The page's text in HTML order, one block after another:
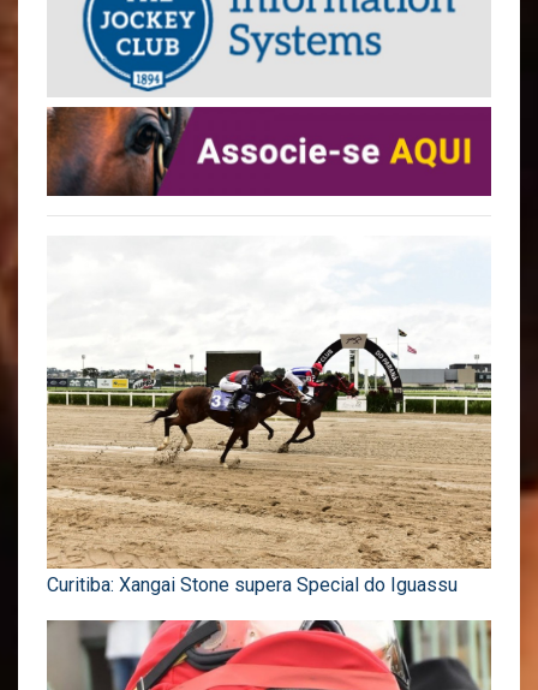
Curitiba: Xangai Stone supera Special do Iguassu